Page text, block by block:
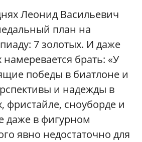
Леонид Васильевич
план на
7 золотых. И даже
намеревается брать: «У
победы в биатлоне и
и надежды в
фристайле, сноуборде и
даже в фигурном
явно недостаточно для